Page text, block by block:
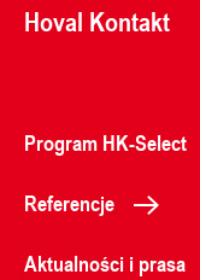
Hoval Kontakt
Program HK-Select
Referencje
Aktualności i prasa